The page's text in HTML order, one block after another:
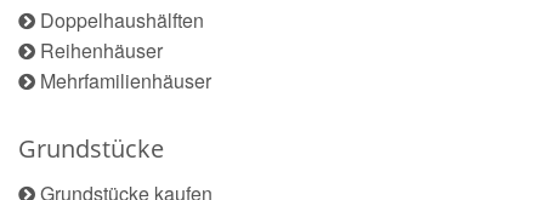
Doppelhaushälften
Reihenhäuser
Mehrfamilienhäuser
Grundstücke
Grundstücke kaufen